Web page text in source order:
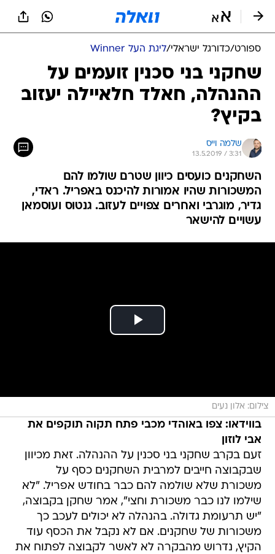
ספורט/כדורגל ישראלי/ליגת העל Winner
שחקני בני סכנין זועמים על
ההנהלה, חאלד חלאיילה יעזוב
בקיץ?
שלמה וייס
13.5.2019 / 3:31
השחקנים כועסים כיוון שטרם שולמו להם
המשכורות שהיו אמורות להיכנס באפריל. ראדי,
גדיר, מוגרבי ואחרים צפויים לעזוב. גנטוס ועוסמאן
עשויים להישאר
צילום: אלון נעים
בווידאו: צפו באוהדי מכבי פתח תקוה תוקפים את
אבי לוזון
זעם בקרב שחקני בני סכנין על ההנהלה. זאת מכיוון
שבקבוצה חייבים למרבית השחקנים כסף על
משכורת שלא שולמה להם כבר בחודש אפריל. "לא
שילמו לנו כבר משכורת וחצי", אמר שחקן בקבוצה,
"יש תרעומת גדולה. בהנהלה לא יכולים לעכב כך
משכורות של שחקנים. אם לא נקבל את הכסף עוד
הקיץ, נדרוש מהבקרה לא לאשר לקבוצה לפתוח את